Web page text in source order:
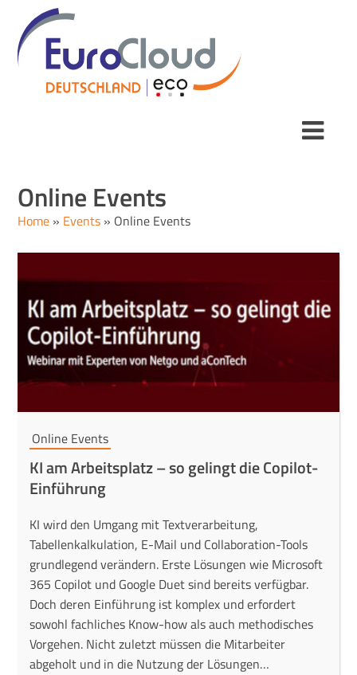
Online Events
Home » Events » Online Events
Online Events
KI am Arbeitsplatz – so gelingt die Copilot-
Einführung
KI wird den Umgang mit Textverarbeitung,
Tabellenkalkulation, E-Mail und Collaboration-Tools
grundlegend verändern. Erste Lösungen wie Microsoft
365 Copilot und Google Duet sind bereits verfügbar.
Doch deren Einführung ist komplex und erfordert
sowohl fachliches Know-how als auch methodisches
Vorgehen. Nicht zuletzt müssen die Mitarbeiter
abgeholt und in die Nutzung der Lösungen…